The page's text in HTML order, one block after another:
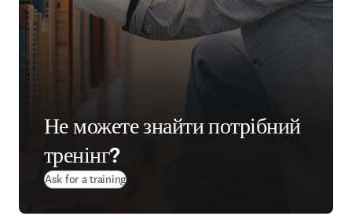
Не можете знайти потрібний
тренінг?
Ask for a training